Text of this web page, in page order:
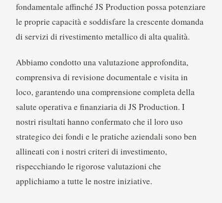
fondamentale affinché JS Production possa potenziare
le proprie capacità e soddisfare la crescente domanda
di servizi di rivestimento metallico di alta qualità.
Abbiamo condotto una valutazione approfondita,
comprensiva di revisione documentale e visita in
loco, garantendo una comprensione completa della
salute operativa e finanziaria di JS Production. I
nostri risultati hanno confermato che il loro uso
strategico dei fondi e le pratiche aziendali sono ben
allineati con i nostri criteri di investimento,
rispecchiando le rigorose valutazioni che
applichiamo a tutte le nostre iniziative.